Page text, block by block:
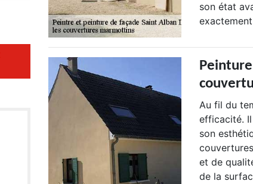
son état
Au fil du
efficacité.
son
et de
de la